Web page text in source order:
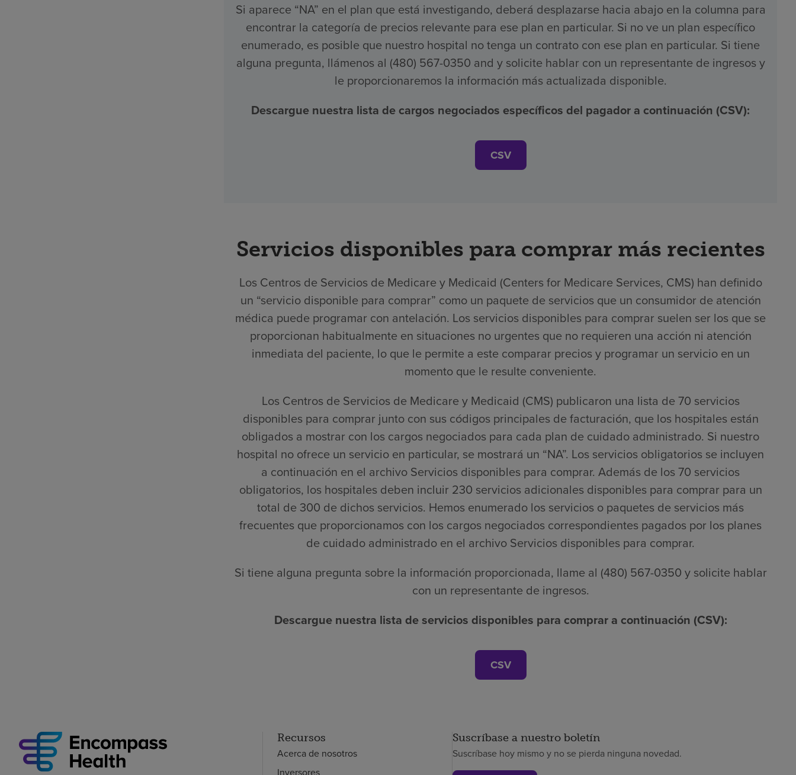
Si aparece “NA” en el plan que está investigando, deberá desplazarse hacia abajo en la columna para
encontrar la categoría de precios relevante para ese plan en particular. Si no ve un plan específico
enumerado, es posible que nuestro hospital no tenga un contrato con ese plan en particular. Si tiene
alguna pregunta, llámenos al (480) 567-0350 and y solicite hablar con un representante de ingresos y
le proporcionaremos la información más actualizada disponible.
Descargue nuestra lista de cargos negociados específicos del pagador a continuación (CSV):
CSV
Servicios disponibles para comprar más recientes
Los Centros de Servicios de Medicare y Medicaid (Centers for Medicare Services, CMS) han definido
un “servicio disponible para comprar” como un paquete de servicios que un consumidor de atención
médica puede programar con antelación. Los servicios disponibles para comprar suelen ser los que se
proporcionan habitualmente en situaciones no urgentes que no requieren una acción ni atención
inmediata del paciente, lo que le permite a este comparar precios y programar un servicio en un
momento que le resulte conveniente.
Los Centros de Servicios de Medicare y Medicaid (CMS) publicaron una lista de 70 servicios
disponibles para comprar junto con sus códigos principales de facturación, que los hospitales están
obligados a mostrar con los cargos negociados para cada plan de cuidado administrado. Si nuestro
hospital no ofrece un servicio en particular, se mostrará un “NA”. Los servicios obligatorios se incluyen
a continuación en el archivo Servicios disponibles para comprar. Además de los 70 servicios
obligatorios, los hospitales deben incluir 230 servicios adicionales disponibles para comprar para un
total de 300 de dichos servicios. Hemos enumerado los servicios o paquetes de servicios más
frecuentes que proporcionamos con los cargos negociados correspondientes pagados por los planes
de cuidado administrado en el archivo Servicios disponibles para comprar.
Si tiene alguna pregunta sobre la información proporcionada, llame al (480) 567-0350 y solicite hablar
con un representante de ingresos.
Descargue nuestra lista de servicios disponibles para comprar a continuación (CSV):
CSV
Recursos
Acerca de nosotros
Suscríbase a nuestro boletín
Suscríbase hoy mismo y no se pierda ninguna novedad.